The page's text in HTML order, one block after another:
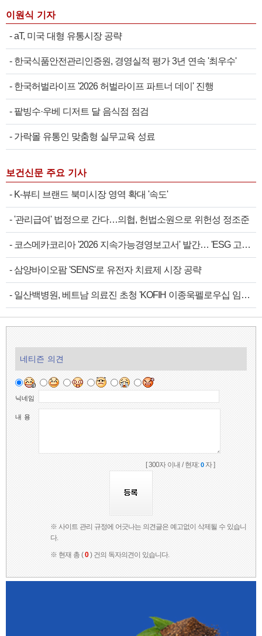
이원식 기자
-aT, 미국 대형 유통시장 공략
- 한국식품안전관리인증원, 경영실적 평가 3년 연속 '최우수'
- 한국허벌라이프 '2026 허벌라이프 파트너 데이' 진행
- 팥빙수·우베 디저트 달 음식점 점검
- 가락몰 유통인 맞춤형 실무교육 성료
보건신문 주요 기사
- K-뷰티 브랜드 북미시장 영역 확대 '속도'
-'관리급여' 법정으로 간다…의협, 헌법소원으로 위헌성 정조준
- 코스메카코리아 '2026 지속가능경영보고서' 발간… 'ESG 고…
- 삼양바이오팜 'SENS'로 유전자 치료제 시장 공략
- 일산백병원, 베트남 의료진 초청 'KOFIH 이종욱펠로우십 임…
네티즌 의견
닉네임
내 용
[ 300자 이내 / 현재:0자 ]
※ 사이트 관리 규정에 어긋나는 의견글은 예고없이 삭제될 수 있습니
다.
※ 현재 총 (0) 건의 독자의견이 있습니다.